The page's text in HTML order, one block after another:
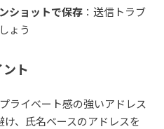
ショットで保存 ：送信トラブ
ょう
ト
プライベート感の強いアドレス
け、氏名ベースのアドレスを